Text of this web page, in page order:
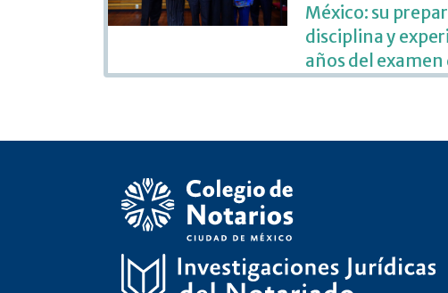
México: su
disciplina y
años del